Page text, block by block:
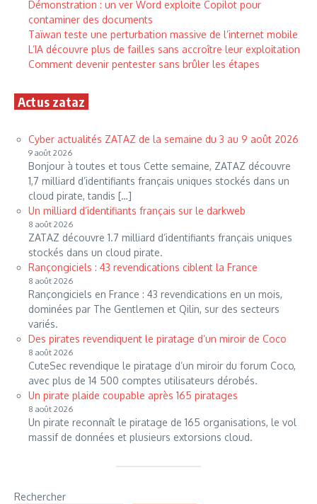
Démonstration : un ver Word exploite Copilot pour
contaminer des documents
Taïwan teste une perturbation massive de l’internet mobile
L’IA découvre plus de failles sans accroître leur exploitation
Comment devenir pentester sans brûler les étapes
Actus zataz
Cyber actualités ZATAZ de la semaine du 3 au 9 août 2026
9 août 2026
Bonjour à toutes et tous Cette semaine, ZATAZ découvre
1,7 milliard d’identifiants français uniques stockés dans un
cloud pirate, tandis […]
Un milliard d’identifiants français sur le darkweb
8 août 2026
ZATAZ découvre 1.7 milliard d’identifiants français uniques
stockés dans un cloud pirate.
Rançongiciels : 43 revendications ciblent la France
8 août 2026
Rançongiciels en France : 43 revendications en un mois,
dominées par The Gentlemen et Qilin, sur des secteurs
variés.
Des pirates revendiquent le piratage d’un miroir de Coco
8 août 2026
CuteSec revendique le piratage d’un miroir du forum Coco,
avec plus de 14 500 comptes utilisateurs dérobés.
Un pirate plaide coupable après 165 piratages
8 août 2026
Un pirate reconnaît le piratage de 165 organisations, le vol
massif de données et plusieurs extorsions cloud.
Rechercher